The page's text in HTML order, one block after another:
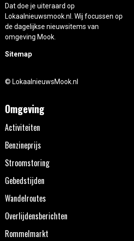
Dat doe je uiteraard op
Lokaalnieuwsmook.nl. Wij focussen op
de dagelijkse nieuwsitems van
omgeving Mook.
Sitemap
© LokaalnieuwsMook.nl
Omgeving
Activiteiten
Benzineprijs
Stroomstoring
Gebedstijden
Wandelroutes
Overlijdensberichten
Rommelmarkt